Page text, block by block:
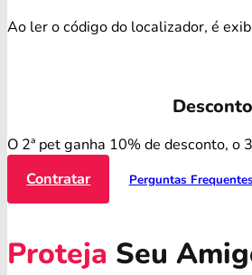
Ao ler o código do localizador, é
O 2ª pet ganha 10% de desconto, o
Contratar
Perguntas Frequentes
Proteja Seu